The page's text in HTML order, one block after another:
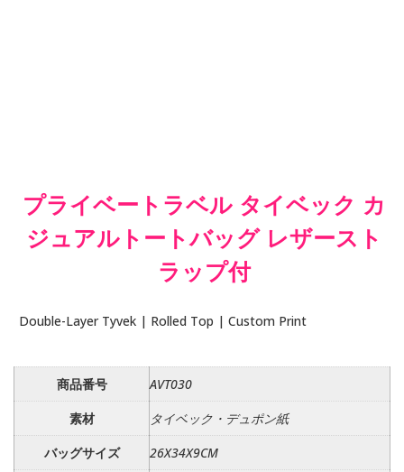
プライベートラベル タイベック カ
ジュアルトートバッグ レザースト
ラップ付
Double-Layer Tyvek | Rolled Top | Custom Print
商品番号
AVT030
素材
タイベック・デュポン紙
バッグサイズ
26X34X9CM